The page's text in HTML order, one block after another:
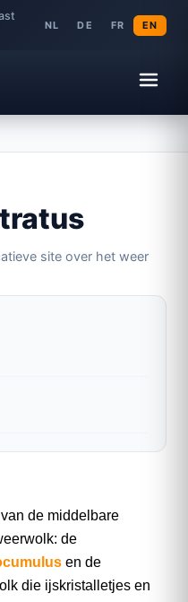
NL DE FR EN
site over het weer
de middelbare
de
en de
die ijskristalletjes en